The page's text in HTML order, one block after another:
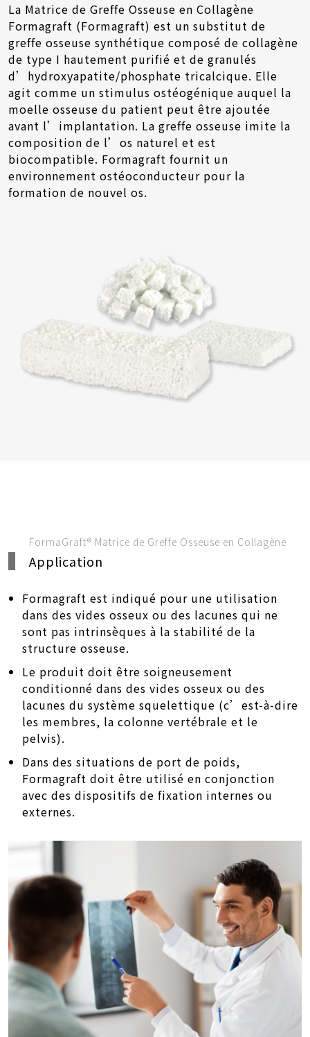
La Matrice de Greffe Osseuse en Collagène
Formagraft (Formagraft) est un substitut de
greffe osseuse synthétique composé de collagène
de type I hautement purifié et de granulés
d’hydroxyapatite/phosphate tricalcique. Elle
agit comme un stimulus ostéogénique auquel la
moelle osseuse du patient peut être ajoutée
avant l’implantation. La greffe osseuse imite la
composition de l’os naturel et est
biocompatible. Formagraft fournit un
environnement ostéoconducteur pour la
formation de nouvel os.
FormaGraft® Matrice de Greffe Osseuse en Collagène
Application
Formagraft est indiqué pour une utilisation
dans des vides osseux ou des lacunes qui ne
sont pas intrinsèques à la stabilité de la
structure osseuse.
Le produit doit être soigneusement
conditionné dans des vides osseux ou des
lacunes du système squelettique (c’est-à-dire
les membres, la colonne vertébrale et le
pelvis).
Dans des situations de port de poids,
Formagraft doit être utilisé en conjonction
avec des dispositifs de fixation internes ou
externes.